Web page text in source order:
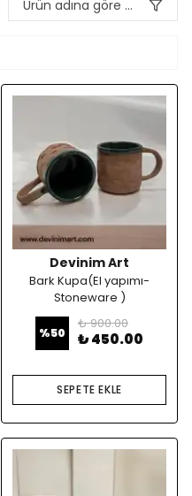
Ürün adına göre A-Z
Devinim Art
Bark Kupa(El yapımı-
Stoneware )
%50
₺ 900.00
₺ 450.00
SEPETE EKLE